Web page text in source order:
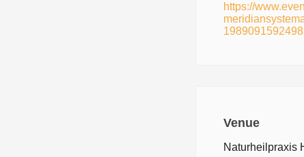
https://
1989091592498
Venue
Naturheilpraxis